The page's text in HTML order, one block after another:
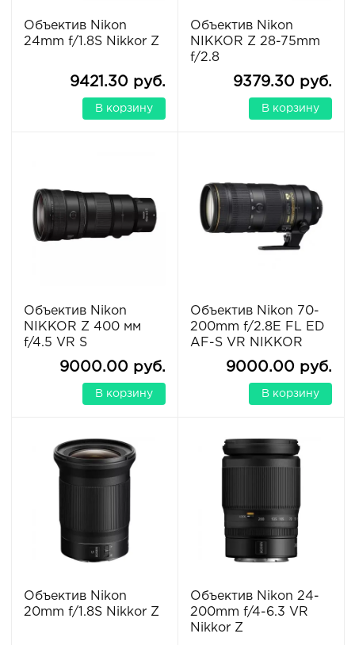
Объектив Nikon
24mm f/1.8S Nikkor Z
9421.30 руб.
В корзину
Объектив Nikon
NIKKOR Z 28-75mm
f/2.8
9379.30 руб.
В корзину
Объектив Nikon
NIKKOR Z 400 мм
f/4.5 VR S
9000.00 руб.
В корзину
Объектив Nikon 70-
200mm f/2.8E FL ED
AF-S VR NIKKOR
9000.00 руб.
В корзину
Объектив Nikon
20mm f/1.8S Nikkor Z
Объектив Nikon 24-
200mm f/4-6.3 VR
Nikkor Z